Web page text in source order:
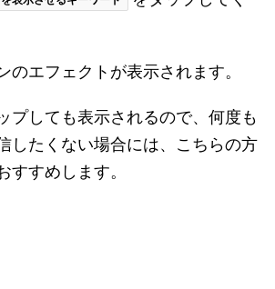
のエフェクトが表示されます。
プしても表示されるので、何度も
したくない場合には、こちらの方
すすめします。